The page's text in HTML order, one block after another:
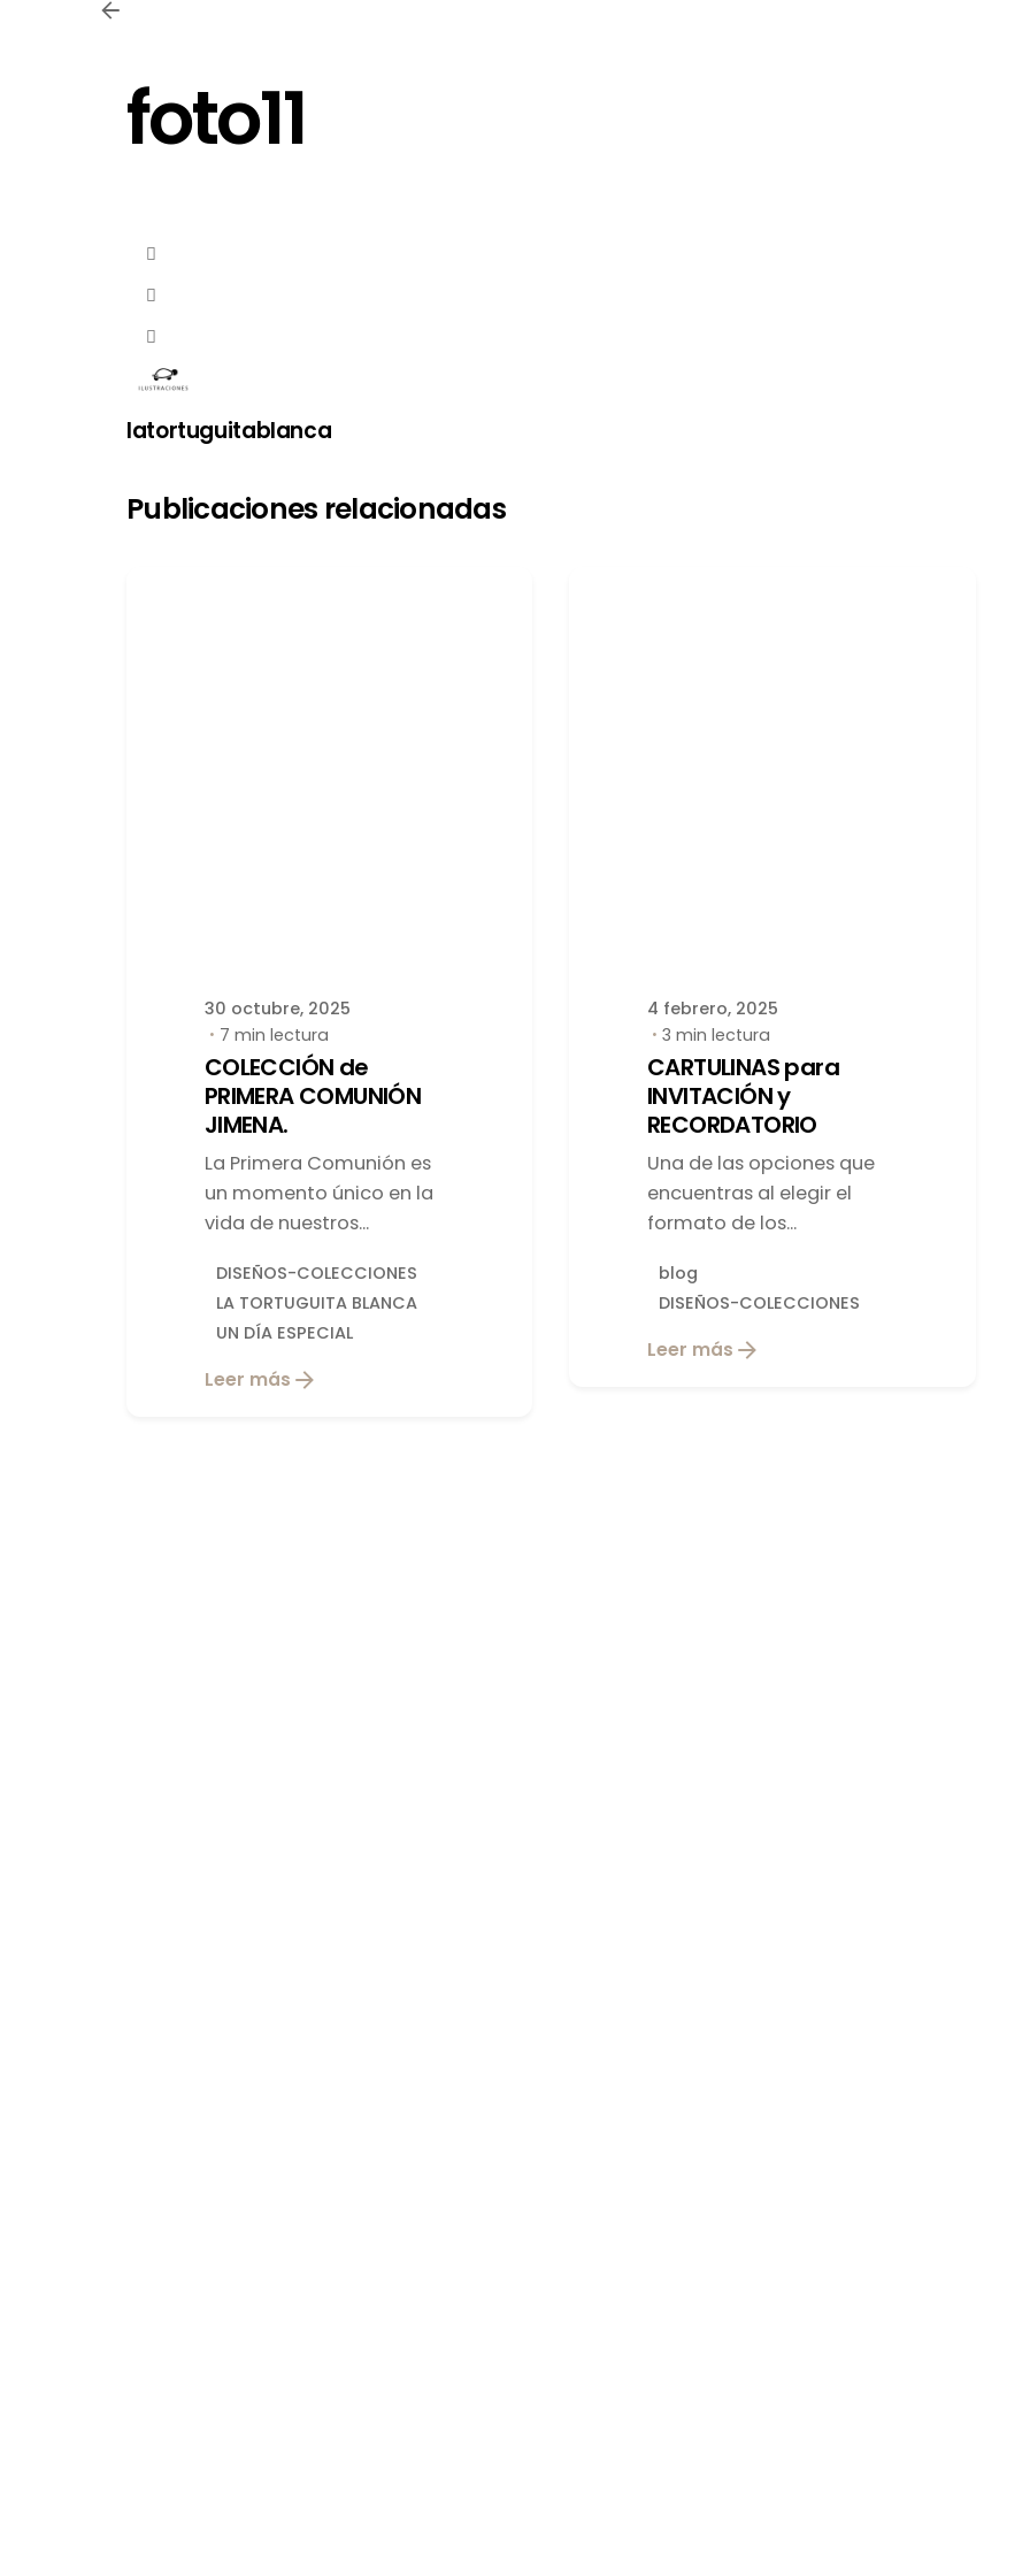
foto11
latortuguitablanca
Publicaciones relacionadas
30 octubre, 2025
7 min lectura
COLECCIÓN de
PRIMERA COMUNIÓN
JIMENA.
La Primera Comunión es
un momento único en la
vida de nuestros...
DISEÑOS-COLECCIONES
LA TORTUGUITA BLANCA
UN DÍA ESPECIAL
Leer más
4 febrero, 2025
3 min lectura
CARTULINAS para
INVITACIÓN y
RECORDATORIO
Una de las opciones que
encuentras al elegir el
formato de los...
blog
DISEÑOS-COLECCIONES
Leer más